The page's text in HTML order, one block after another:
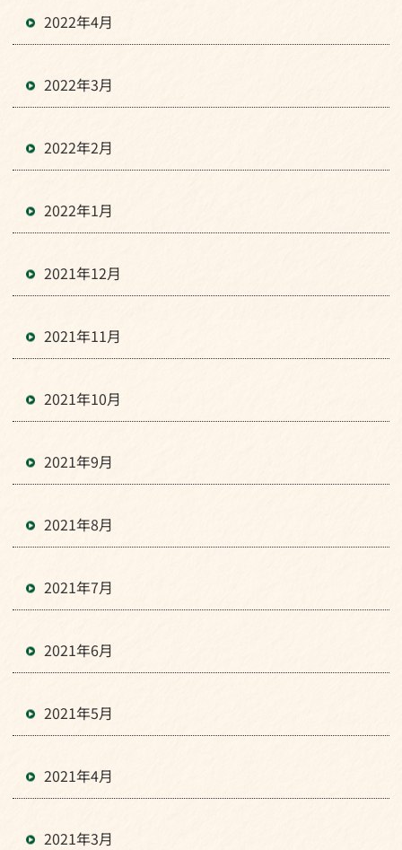
2022年4月
2022年3月
2022年2月
2022年1月
2021年12月
2021年11月
2021年10月
2021年9月
2021年8月
2021年7月
2021年6月
2021年5月
2021年4月
2021年3月